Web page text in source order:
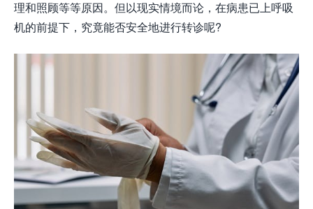
理和照顾等等原因。但以现实情境而论，在病患已上呼吸
机的前提下，究竟能否安全地进行转诊呢?